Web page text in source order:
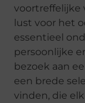
voortreffelijke
lust voor het
essentieel
persoonlijke
bezoek aan
een brede
vinden, die